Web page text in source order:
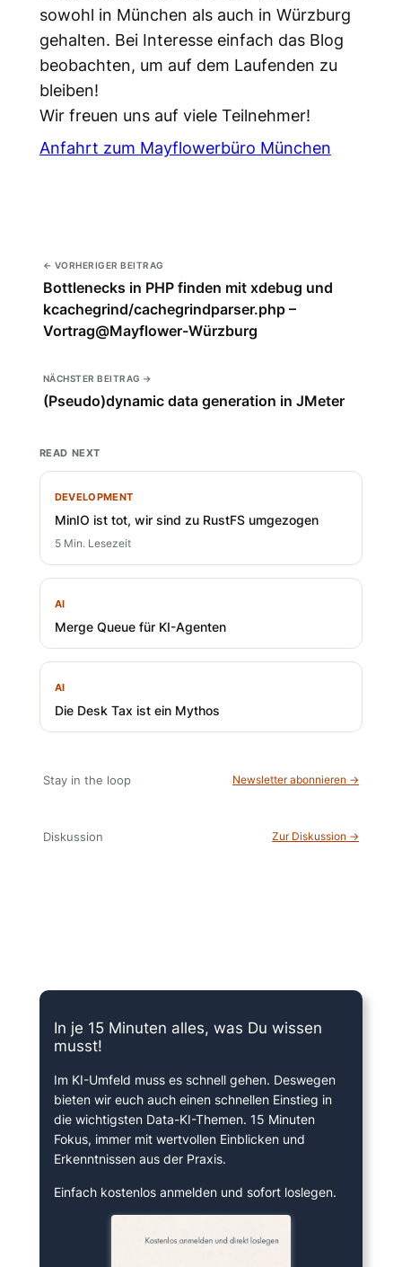
sowohl in München als auch in Würzburg
gehalten. Bei Interesse einfach das Blog
beobachten, um auf dem Laufenden zu
bleiben!
Wir freuen uns auf viele Teilnehmer!
Anfahrt zum Mayflowerbüro München
← VORHERIGER BEITRAG
Bottlenecks in PHP finden mit xdebug und
kcachegrind/cachegrindparser.php –
Vortrag@Mayflower-Würzburg
NÄCHSTER BEITRAG →
(Pseudo)dynamic data generation in JMeter
READ NEXT
DEVELOPMENT
MinIO ist tot, wir sind zu RustFS umgezogen
5 Min. Lesezeit
AI
Merge Queue für KI-Agenten
AI
Die Desk Tax ist ein Mythos
Stay in the loop Newsletter abonnieren →
Diskussion Zur Diskussion →
In je 15 Minuten alles, was Du wissen
musst!
Im KI-Umfeld muss es schnell gehen. Deswegen
bieten wir euch auch einen schnellen Einstieg in
die wichtigsten Data-KI-Themen. 15 Minuten
Fokus, immer mit wertvollen Einblicken und
Erkenntnissen aus der Praxis.
Einfach kostenlos anmelden und sofort loslegen.